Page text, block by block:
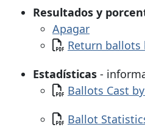
Resultados y
Apagar
Documento
Return ballots
Estadísticas -
Documento
Ballots Cast
Documento
Ballot